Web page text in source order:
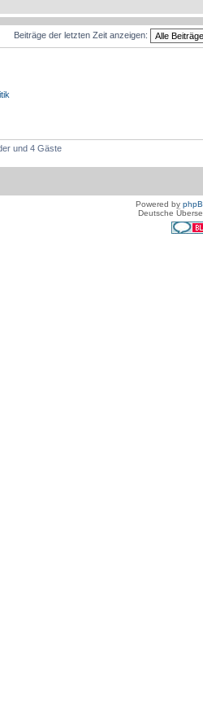
Beiträge der letzten Zeit anzeigen:
und 4 Gäste
Powered by
Deutsche